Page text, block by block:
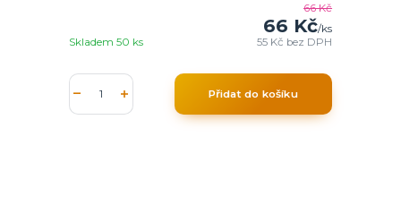
66 Kč
66 Kč/ks
55 Kč bez DPH
Skladem 50 ks
Přidat do košíku